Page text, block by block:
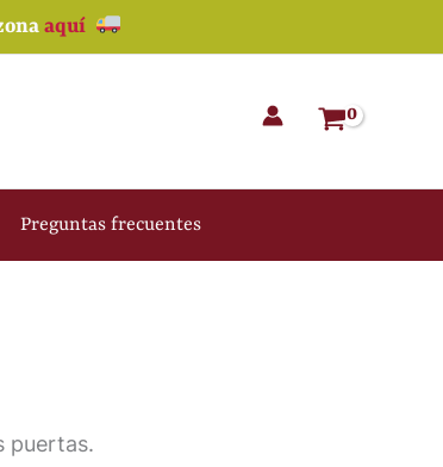
aquí
Preguntas frecuentes
puertas.